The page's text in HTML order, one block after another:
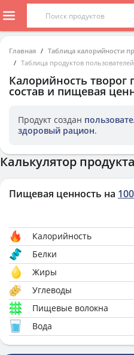
Главная
Таблица калорийности
Таблица продуктов пользователей
Калорийность творог
состав и пищевая
Продукт создан
здоровый рацион.
Калькулятор продукта
Пищевая ценность на 100
Калорийность
Белки
Жиры
Углеводы
Пищевые волокна
Вода